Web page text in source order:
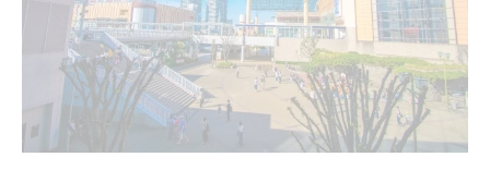
海老名で受けられる医療脱毛の特徴
肌トラブル防止に役立つ医療脱毛の選び方
医療脱毛後の肌ケアで安心を得る方法
医療脱毛とサロン脱毛の違いを知る